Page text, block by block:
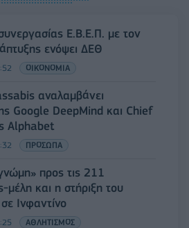
Ε.Β.Ε.Π. με τον
ενόψει ΔΕΘ
ΟΙΚΟΝΟΜΙΑ
αναλαμβάνει
Google DeepMind και Chief
Alphabet
ΠΡΟΣΩΠΑ
προς τις 211
μέλη και η στήριξη του
Ινφαντίνο
ΑΘΛΗΤΙΣΜΟΣ